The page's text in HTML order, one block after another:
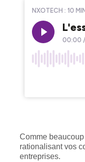
Comme
rationalisant vos
entreprises.